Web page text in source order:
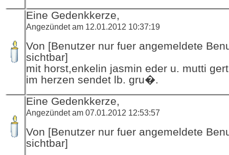
Eine Gedenkkerze,
Angezündet am 12.01.2012 10:37:19
Von [Benutzer nur fuer angemeldete
sichtbar]
mit horst,enkelin jasmin eder u. mutti
im herzen sendet lb. gru�.
Eine Gedenkkerze,
Angezündet am 07.01.2012 12:53:57
Von [Benutzer nur fuer angemeldete
sichtbar]